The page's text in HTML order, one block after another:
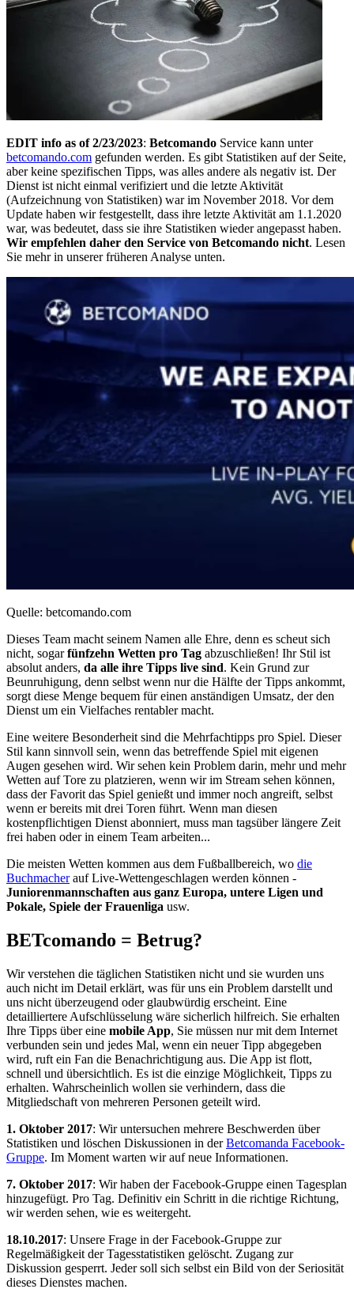
EDIT info as of 2/23/2023: Betcomando Service kann unter
betcomando.com gefunden werden. Es gibt Statistiken auf der Seite,
aber keine spezifischen Tipps, was alles andere als negativ ist. Der
Dienst ist nicht einmal verifiziert und die letzte Aktivität
(Aufzeichnung von Statistiken) war im November 2018. Vor dem
Update haben wir festgestellt, dass ihre letzte Aktivität am 1.1.2020
war, was bedeutet, dass sie ihre Statistiken wieder angepasst haben.
Wir empfehlen daher den Service von Betcomando nicht. Lesen
Sie mehr in unserer früheren Analyse unten.
Quelle: betcomando.com
Dieses Team macht seinem Namen alle Ehre, denn es scheut sich
nicht, sogarfünfzehn Wetten pro Tag abzuschließen! Ihr Stil ist
absolut anders, da alle ihre Tipps live sind. Kein Grund zur
Beunruhigung, denn selbst wenn nur die Hälfte der Tipps ankommt,
sorgt diese Menge bequem für einen anständigen Umsatz, der den
Dienst um ein Vielfaches rentabler macht.
Eine weitere Besonderheit sind die Mehrfachtipps pro Spiel. Dieser
Stil kann sinnvoll sein, wenn das betreffende Spiel mit eigenen
Augen gesehen wird. Wir sehen kein Problem darin, mehr und mehr
Wetten auf Tore zu platzieren, wenn wir im Stream sehen können,
dass der Favorit das Spiel genießt und immer noch angreift, selbst
wenn er bereits mit drei Toren führt. Wenn man diesen
kostenpflichtigen Dienst abonniert, muss man tagsüber längere Zeit
frei haben oder in einem Team arbeiten...
Die meisten Wetten kommen aus dem Fußballbereich, wo die
Buchmacherauf Live-Wettengeschlagen werden können -
Juniorenmannschaften aus ganz Europa, untere Ligen und
Pokale, Spiele der Frauenliga usw.
BETcomando = Betrug?
Wir verstehen die täglichen Statistiken nicht und sie wurden uns
auch nicht im Detail erklärt, was für uns ein Problem darstellt und
uns nicht überzeugend oder glaubwürdig erscheint. Eine
detailliertere Aufschlüsselung wäre sicherlich hilfreich. Sie erhalten
Ihre Tipps über eine mobile App, Sie müssen nur mit dem Internet
verbunden sein und jedes Mal, wenn ein neuer Tipp abgegeben
wird, ruft ein Fan die Benachrichtigung aus. Die App ist flott,
schnell und übersichtlich. Es ist die einzige Möglichkeit, Tipps zu
erhalten. Wahrscheinlich wollen sie verhindern, dass die
Mitgliedschaft von mehreren Personen geteilt wird.
1. Oktober 2017: Wir untersuchen mehrere Beschwerden über
Statistiken und löschen Diskussionen in derBetcomanda Facebook-
Gruppe. Im Moment warten wir auf neue Informationen.
7. Oktober 2017: Wir haben der Facebook-Gruppe einen Tagesplan
hinzugefügt. Pro Tag. Definitiv ein Schritt in die richtige Richtung,
wir werden sehen, wie es weitergeht.
18.10.2017: Unsere Frage in der Facebook-Gruppe zur
Regelmäßigkeit der Tagesstatistiken gelöscht. Zugang zur
Diskussion gesperrt. Jeder soll sich selbst ein Bild von der Seriosität
dieses Dienstes machen.